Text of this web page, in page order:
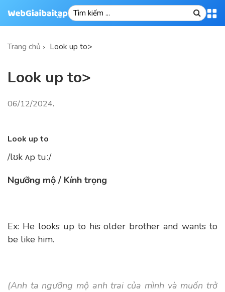
Trang chủ Look up to>
Look up to>
06/12/2024.
Look up to
/lʊk ʌp tuː/
Ngưỡng mộ / Kính trọng
Ex: He looks up tohis older brother and wants to
be like him.
(Anh ta ngưỡng mộ anh trai của mình và muốn trở